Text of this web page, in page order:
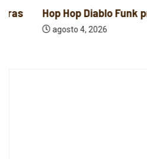
Hop Hop Diablo Funk
agosto 4, 2026